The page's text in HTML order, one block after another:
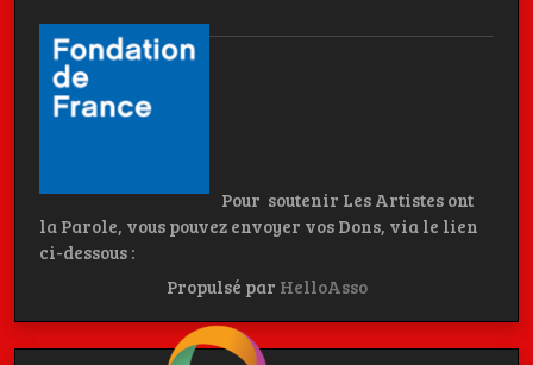
Pour soutenir Les Artistes ont
la Parole, vous pouvez envoyer vos Dons, via le lien
ci-dessous :
Propulsé par HelloAsso